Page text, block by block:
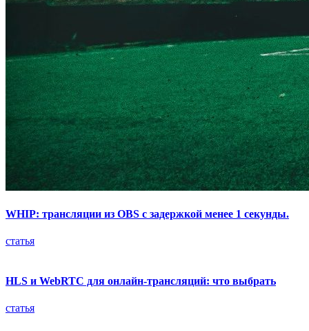
WHIP: трансляции из OBS с задержкой менее 1 секунды.
статья
HLS и WebRTC для онлайн-трансляций: что выбрать
статья